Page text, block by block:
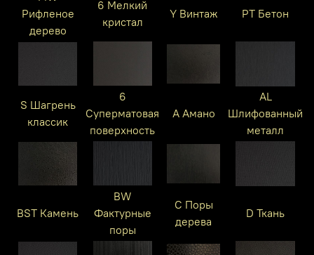
Рифленое
дерево
6 Мелкий
кристал
Y Винтаж PT Бетон
S Шагрень
классик
6
Суперматовая
поверхность
A Амано
AL
Шлифованный
металл
BST Камень
BW
Фактурные
поры
C Поры
дерева
D Ткань